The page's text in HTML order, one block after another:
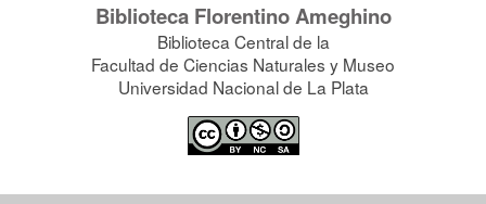
Biblioteca Florentino Ameghino
Biblioteca Central de la
Facultad de Ciencias Naturales y Museo
Universidad Nacional de La Plata